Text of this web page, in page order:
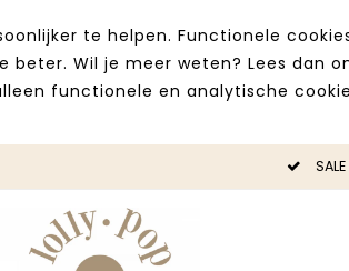
te helpen. Functionele
beter. Wil je meer weten? Lees dan
functionele en analytische